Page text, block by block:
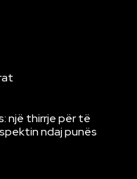
një thirrje për të
ndaj punës